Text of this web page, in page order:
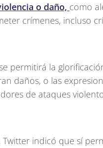
o daño, como
crímenes, incluso
permitirá la
daños, o las
de ataques
indicó que sí